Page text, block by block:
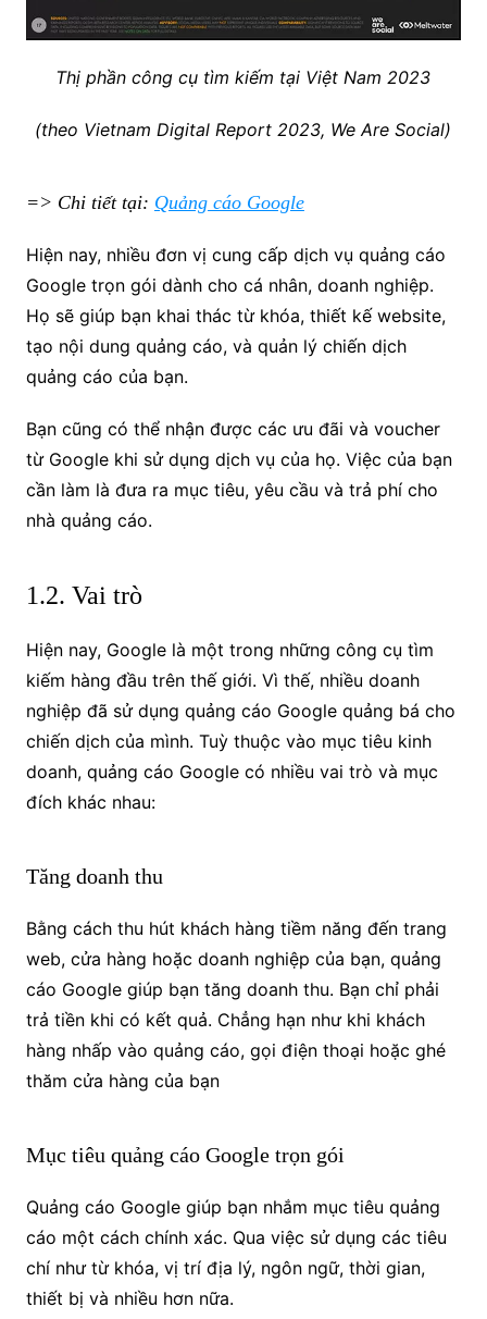
Thị phần công cụ tìm kiếm tại Việt Nam 2023
(theo Vietnam Digital Report 2023, We Are Social)
=> Chi tiết tại: Quảng cáo Google
Hiện nay, nhiều đơn vị cung cấp dịch vụ quảng cáo
Google trọn gói dành cho cá nhân, doanh nghiệp.
Họ sẽ giúp bạn khai thác từ khóa, thiết kế website,
tạo nội dung quảng cáo, và quản lý chiến dịch
quảng cáo của bạn.
Bạn cũng có thể nhận được các ưu đãi và voucher
từ Google khi sử dụng dịch vụ của họ. Việc của bạn
cần làm là đưa ra mục tiêu, yêu cầu và trả phí cho
nhà quảng cáo.
1.2. Vai trò
Hiện nay, Google là một trong những công cụ tìm
kiếm hàng đầu trên thế giới. Vì thế, nhiều doanh
nghiệp đã sử dụng quảng cáo Google quảng bá cho
chiến dịch của mình. Tuỳ thuộc vào mục tiêu kinh
doanh, quảng cáo Google có nhiều vai trò và mục
đích khác nhau:
Tăng doanh thu
Bằng cách thu hút khách hàng tiềm năng đến trang
web, cửa hàng hoặc doanh nghiệp của bạn, quảng
cáo Google giúp bạn tăng doanh thu. Bạn chỉ phải
trả tiền khi có kết quả. Chẳng hạn như khi khách
hàng nhấp vào quảng cáo, gọi điện thoại hoặc ghé
thăm cửa hàng của bạn
Mục tiêu quảng cáo Google trọn gói
Quảng cáo Google giúp bạn nhắm mục tiêu quảng
cáo một cách chính xác. Qua việc sử dụng các tiêu
chí như từ khóa, vị trí địa lý, ngôn ngữ, thời gian,
thiết bị và nhiều hơn nữa.